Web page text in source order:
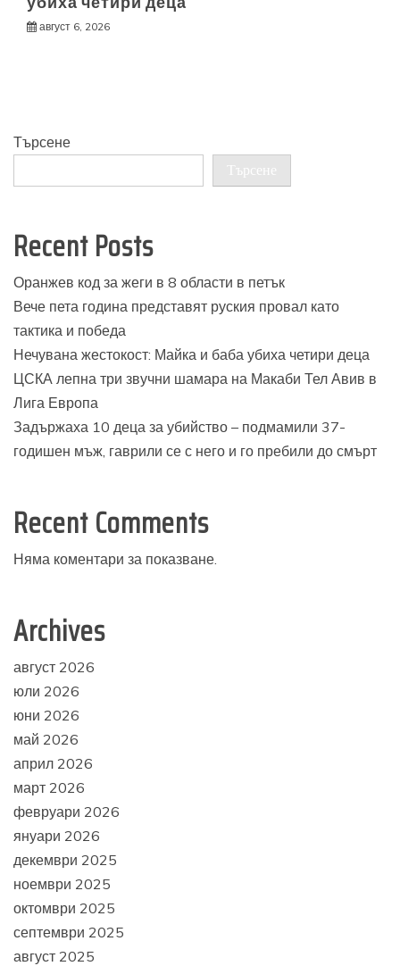
август 6, 2026
Търсене
Търсене
Recent Posts
Оранжев код за жеги в 8 области в петък
Вече пета година представят руския провал като
тактика и победа
Нечувана жестокост: Майка и баба убиха четири деца
ЦСКА лепна три звучни шамара на Макаби Тел Авив в
Лига Европа
Задържаха 10 деца за убийство – подмамили 37-
годишен мъж, гаврили се с него и го пребили до смърт
Recent Comments
Няма коментари за показване.
Archives
август 2026
юли 2026
юни 2026
май 2026
април 2026
март 2026
февруари 2026
януари 2026
декември 2025
ноември 2025
октомври 2025
септември 2025
август 2025